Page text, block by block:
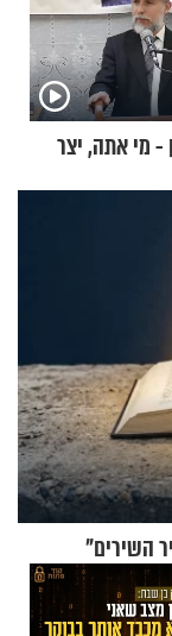
- מי אתה, יצר
השירים"